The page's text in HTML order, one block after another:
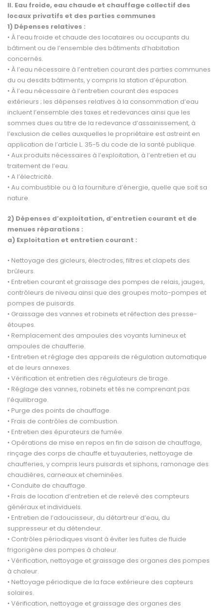
II. Eau froide, eau chaude et chauffage collectif des
locaux privatifs et des parties communes
1) Dépenses relatives :
• À l’eau froide et chaude des locataires ou occupants du
bâtiment ou de l’ensemble des bâtiments d’habitation
concernés.
• À l’eau nécessaire à l’entretien courant des parties communes
du ou desdits bâtiments, y compris la station d’épuration.
• À l’eau nécessaire à l’entretien courant des espaces
extérieurs ; les dépenses relatives à la consommation d’eau
incluent l’ensemble des taxes et redevances ainsi que les
sommes dues au titre de la redevance d’assai­nissement, à
l’exclusion de celles auxquelles le propriétaire est astreint en
application de l’article L. 35-5 du code de la santé publique.
• Aux produits nécessaires à l’exploitation, à l’entretien et au
traitement de l’eau.
• A l’électricité.
• Au combustible ou à la fourniture d’énergie, quelle que soit sa
nature.
2) Dépenses d’exploitation, d’entretien courant et de
menues réparations :
a) Exploitation et entretien courant :
• Nettoyage des gicleurs, électrodes, filtres et clapets des
brûleurs.
• Entretien courant et graissage des pompes de relais, jauges,
contrôleurs de niveau ainsi que des groupes moto-pompes et
pompes de puisards.
• Graissage des vannes et robinets et réfection des presse-
étoupes.
• Remplacement des ampoules des voyants lumineux et
ampoules de chaufferie.
• Entretien et réglage des appareils de régulation automatique
et de leurs annexes.
• Vérification et entretien des régulateurs de tirage.
• Réglage des vannes, robinets et tés ne comprenant pas
l’équilibrage.
• Purge des points de chauffage.
• Frais de contrôles de combustion.
• Entretien des épurateurs de fumée.
• Opérations de mise en repos en fin de saison de chauffage,
rinçage des corps de chauffe et tuyauteries, net­toyage de
chaufferies, y compris leurs puisards et siphons, ramonage des
chaudières, carneaux et cheminées.
• Conduite de chauffage.
• Frais de location d’entretien et de relevé des compteurs
généraux et individuels.
• Entretien de l’adoucisseur, du détartreur d’eau, du
suppresseur et du détendeur.
• Contrôles périodiques visant à éviter les fuites de fluide
frigorigène des pompes à chaleur.
• Vérification, nettoyage et graissage des organes des pompes
à chaleur.
• Nettoyage périodique de la face extérieure des capteurs
solaires.
• Vérification, nettoyage et graissage des organes des